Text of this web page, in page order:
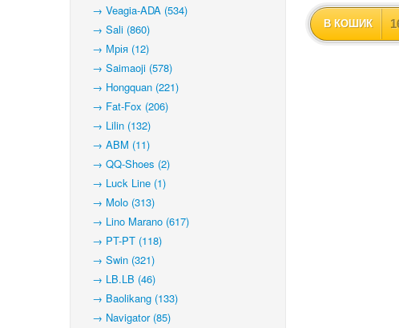
→ Veagia-ADA (534)
→ Sali (860)
→ Мрія (12)
→ Saimaoji (578)
→ Hongquan (221)
→ Fat-Fox (206)
→ Lilin (132)
→ ABM (11)
→ QQ-Shoes (2)
→ Luck Line (1)
→ Molo (313)
→ Lino Marano (617)
→ PT-PT (118)
→ Swin (321)
→ LB.LB (46)
→ Baolikang (133)
→ Navigator (85)
В КОШИК